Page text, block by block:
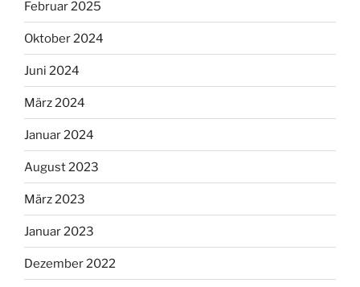
Februar 2025
Oktober 2024
Juni 2024
März 2024
Januar 2024
August 2023
März 2023
Januar 2023
Dezember 2022